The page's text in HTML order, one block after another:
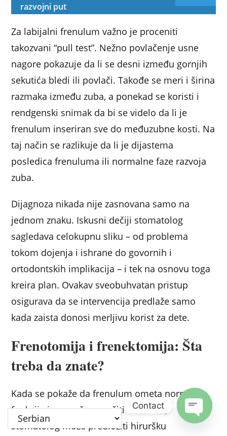
razvojni put
Za labijalni frenulum važno je proceniti
takozvani “pull test”. Nežno povlačenje usne
nagore pokazuje da li se desni između gornjih
sekutića bledi ili povlači. Takođe se meri i širina
razmaka između zuba, a ponekad se koristi i
rendgenski snimak da bi se videlo da li je
frenulum inseriran sve do međuzubne kosti. Na
taj način se razlikuje da li je dijastema
posledica frenuluma ili normalne faze razvoja
zuba.
Dijagnoza nikada nije zasnovana samo na
jednom znaku. Iskusni dečiji stomatolog
sagledava celokupnu sliku – od problema
tokom dojenja i ishrane do govornih i
ortodontskih implikacija – i tek na osnovu toga
kreira plan. Ovakav sveobuhvatan pristup
osigurava da se intervencija predlaže samo
kada zaista donosi merljivu korist za dete.
Frenotomija i frenektomija: Šta
treba da znate?
Kada se pokaže da frenulum ometa normalne
funkcije i ne može se rešiti vežbama,
stomatolog može predložiti hiruršku
Contact